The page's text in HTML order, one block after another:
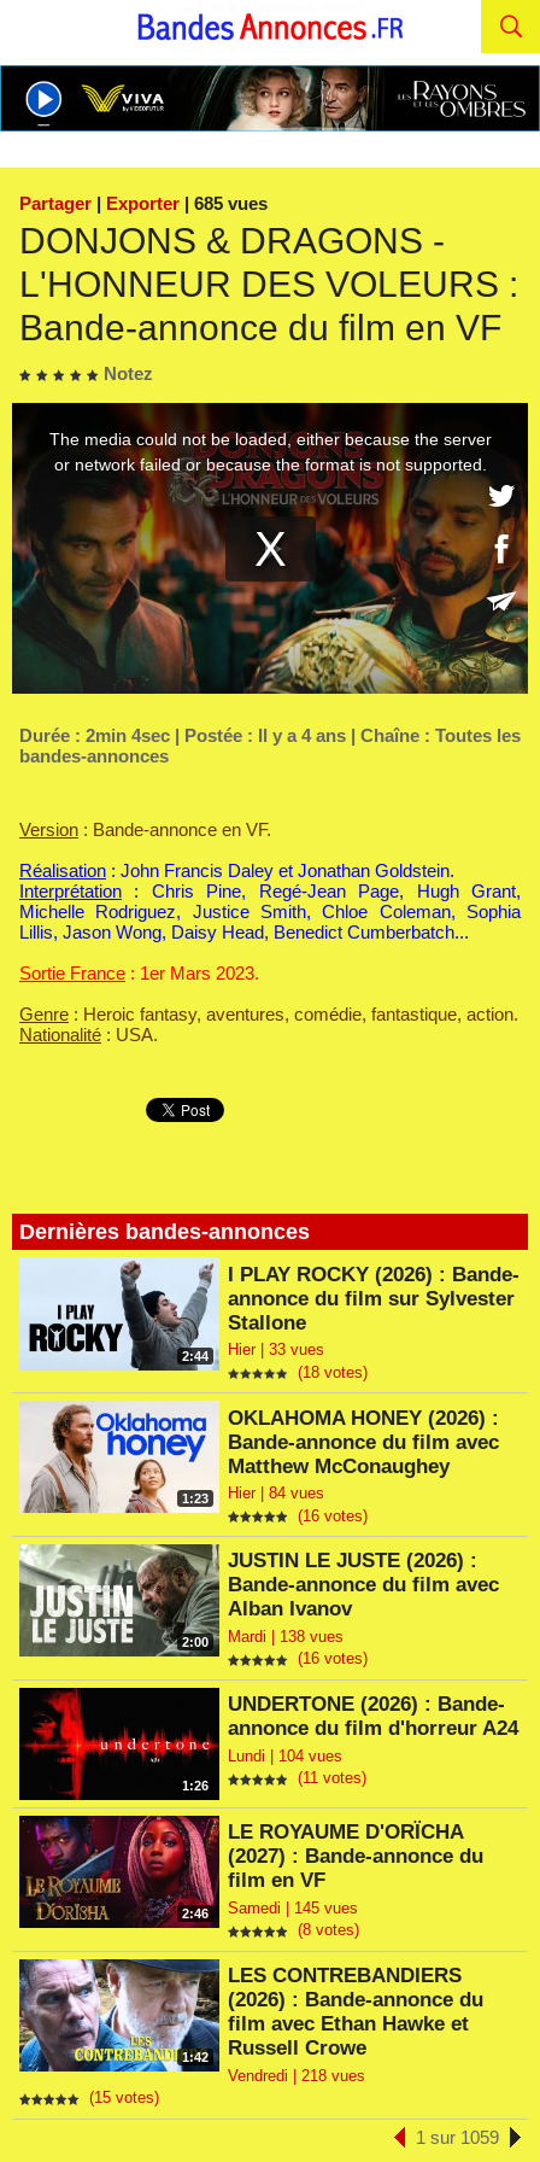
Partager | Exporter | 685 vues
DONJONS & DRAGONS -
L'HONNEUR DES VOLEURS :
Bande-annonce du film en VF
Notez
Dernières bandes-annonces
2:44
I PLAY ROCKY (2026) : Bande-
annonce du film sur Sylvester
Stallone
Hier | 33 vues
(18 votes)
1:23
OKLAHOMA HONEY (2026) :
Bande-annonce du film avec
Matthew McConaughey
Hier | 84 vues
(16 votes)
2:00
JUSTIN LE JUSTE (2026) :
Bande-annonce du film avec
Alban Ivanov
Mardi | 138 vues
(16 votes)
1:26
UNDERTONE (2026) : Bande-
annonce du film d'horreur A24
Lundi | 104 vues
(11 votes)
2:46
LE ROYAUME D'ORÏCHA
(2027) : Bande-annonce du
film en VF
Samedi | 145 vues
(8 votes)
1:42
LES CONTREBANDIERS
(2026) : Bande-annonce du
film avec Ethan Hawke et
Russell Crowe
Vendredi | 218 vues
(15 votes)
1 sur 1059
Durée : 2min 4sec | Postée : Il y a 4 ans | Chaîne : Toutes les
bandes-annonces
Version : Bande-annonce en VF.
Réalisation : John Francis Daley et Jonathan Goldstein.
Interprétation : Chris Pine, Regé-Jean Page, Hugh Grant,
Michelle Rodriguez, Justice Smith, Chloe Coleman, Sophia
Lillis, Jason Wong, Daisy Head, Benedict Cumberbatch...
Sortie France : 1er Mars 2023.
Genre : Heroic fantasy, aventures, comédie, fantastique, action.
Nationalité : USA.